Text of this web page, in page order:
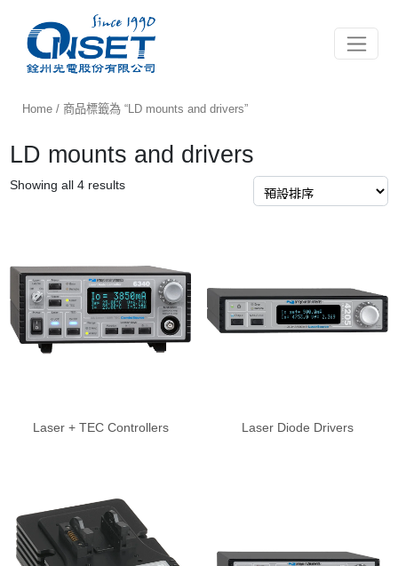
Toggle
Home / 商品標籤為 “LD mounts and drivers”
LD mounts and drivers
Showing all 4 results
Laser + TEC Controllers Laser Diode Drivers